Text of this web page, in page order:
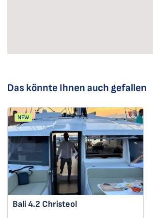
Das könnte Ihnen auch gefallen
NEW
Bali 4.2 Christeol